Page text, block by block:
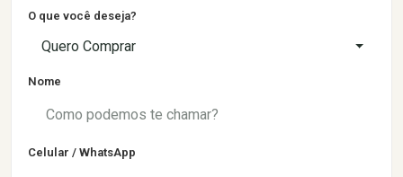
O que você deseja?
Quero Comprar
Nome
Celular / WhatsApp